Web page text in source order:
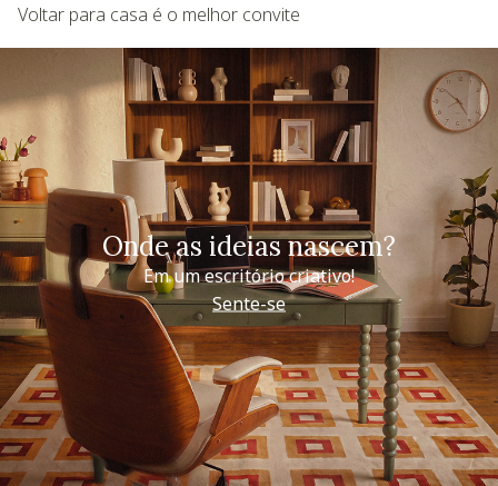
Voltar para casa é o melhor convite
Onde as ideias nascem?
Em um escritório criativo!
Sente-se